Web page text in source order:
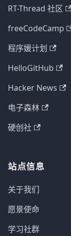
RT-Thread 社区
freeCodeCamp
程序媛计划
HelloGitHub
Hacker News
电子森林
硬创社
站点信息
关于我们
愿景使命
学习社群